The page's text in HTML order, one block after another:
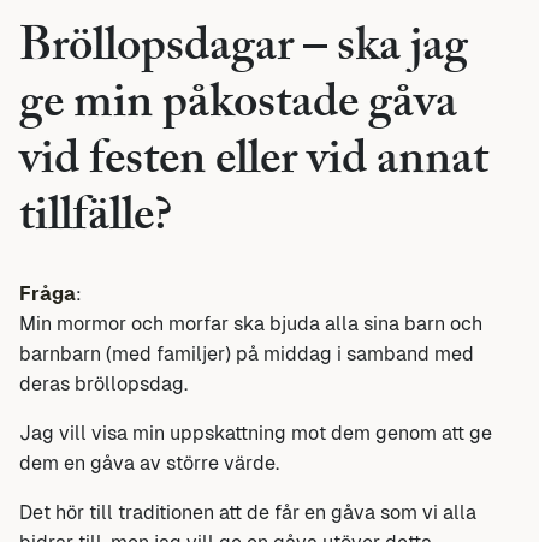
Bröllopsdagar – ska jag
ge min påkostade gåva
vid festen eller vid annat
tillfälle?
Fråga:
Min mormor och morfar ska bjuda alla sina barn och
barnbarn (med familjer) på middag i samband med
deras bröllopsdag.
Jag vill visa min uppskattning mot dem genom att ge
dem en gåva av större värde.
Det hör till traditionen att de får en gåva som vi alla